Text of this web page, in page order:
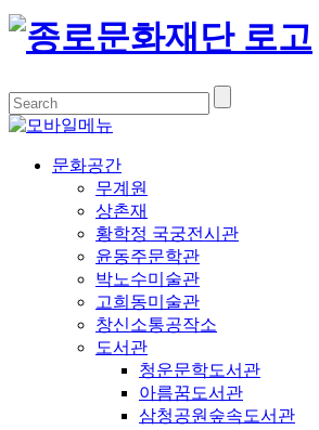
문화공간
무계원
상촌재
황학정 국궁전시관
윤동주문학관
박노수미술관
고희동미술관
창신소통공작소
도서관
청운문학도서관
아름꿈도서관
삼청공원숲속도서관